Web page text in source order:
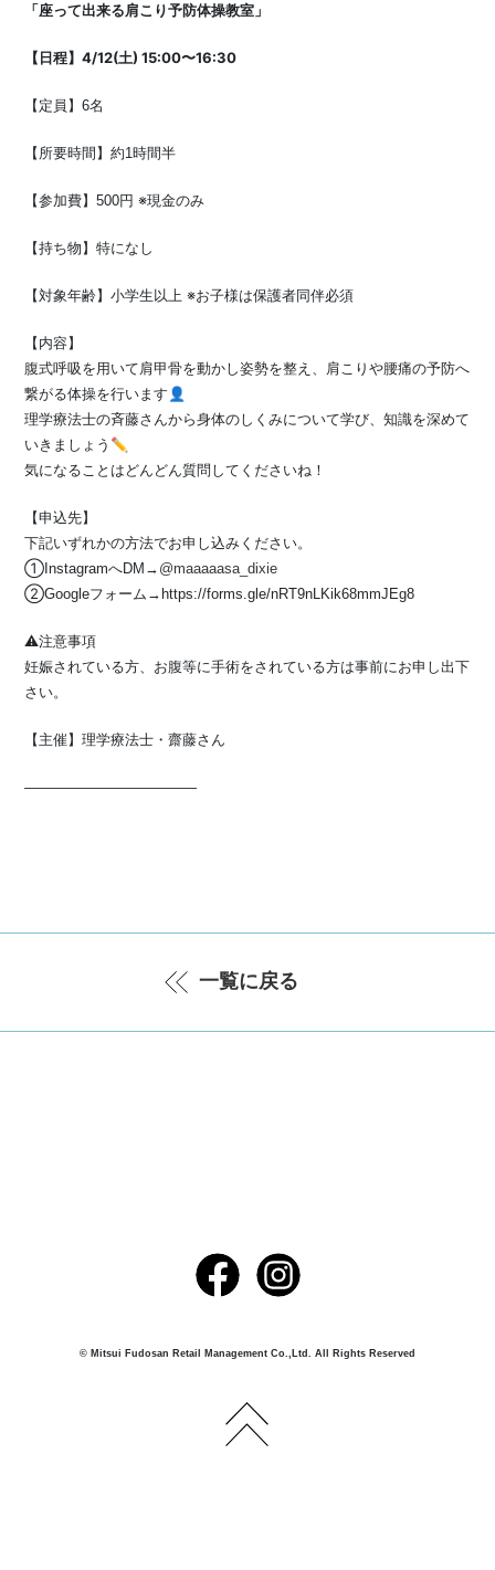
「座って出来る肩こり予防体操教室」
【日程】4/12(土) 15:00〜16:30
【定員】6名
【所要時間】約1時間半
【参加費】500円 ※現金のみ
【持ち物】特になし
【対象年齢】小学生以上 ※お子様は保護者同伴必須
【内容】
腹式呼吸を用いて肩甲骨を動かし姿勢を整え、肩こりや腰痛の予防へ
繋がる体操を行います👤
理学療法士の斉藤さんから身体のしくみについて学び、知識を深めて
いきましょう✏️
気になることはどんどん質問してくださいね！
【申込先】
下記いずれかの方法でお申し込みください。
①InstagramへDM→ @maaaaasa_dixie
②Googleフォーム→https://forms.gle/nRT9nLKik68mmJEg8
⚠️注意事項
妊娠されている方、お腹等に手術をされている方は事前にお申し出下
さい。
【主催】理学療法士・齋藤さん
————————————
一覧に戻る
© Mitsui Fudosan Retail Management Co.,Ltd. All Rights Reserved